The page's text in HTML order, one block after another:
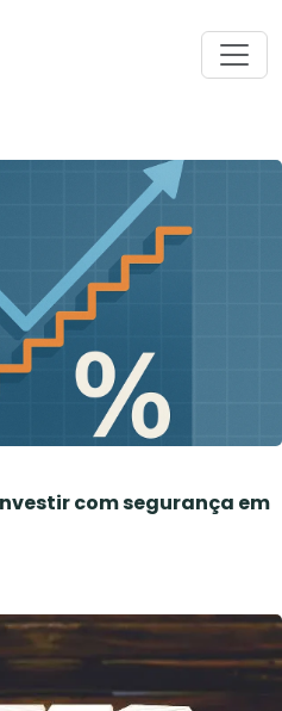
com segurança em